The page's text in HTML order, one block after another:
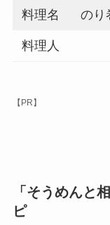
料理名 のり
料理人
【PR】
「そうめんと
ピ